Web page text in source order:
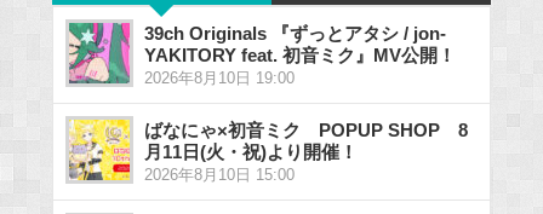
39ch Originals 『ずっとアタシ / jon-
YAKITORY feat. 初音ミク』MV公開！
2026年8月10日 19:00
ばなにゃ×初音ミク POPUP SHOP 8
月11日(火・祝)より開催！
2026年8月10日 15:00